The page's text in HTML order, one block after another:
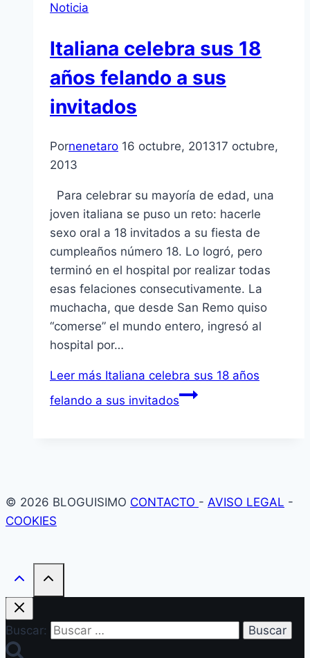
Noticia
Italiana celebra sus 18
años felando a sus
invitados
Pornenetaro 16 octubre, 201317 octubre,
2013
Para celebrar su mayoría de edad, una
joven italiana se puso un reto: hacerle
sexo oral a 18 invitados a su fiesta de
cumpleaños número 18. Lo logró, pero
terminó en el hospital por realizar todas
esas felaciones consecutivamente. La
muchacha, que desde San Remo quiso
“comerse” el mundo entero, ingresó al
hospital por…
Leer más Italiana celebra sus 18 años
felando a sus invitados
© 2026 BLOGUISIMO CONTACTO - AVISO LEGAL -
COOKIES
Buscar: